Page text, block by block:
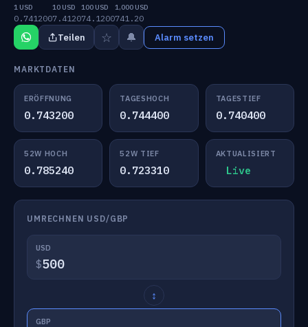
1 USD
0.741200
10 USD
7.4120
100 USD
74.1200
1,000 USD
741.20
Teilen ☆ 🔔 Alarm setzen
MARKTDATEN
ERÖFFNUNG
0.743200
TAGESHOCH
0.744400
TAGESTIEF
0.740400
52W HOCH
0.785240
52W TIEF
0.723310
AKTUALISIERT
Live
UMRECHNEN USD/GBP
USD
$
↕
GBP